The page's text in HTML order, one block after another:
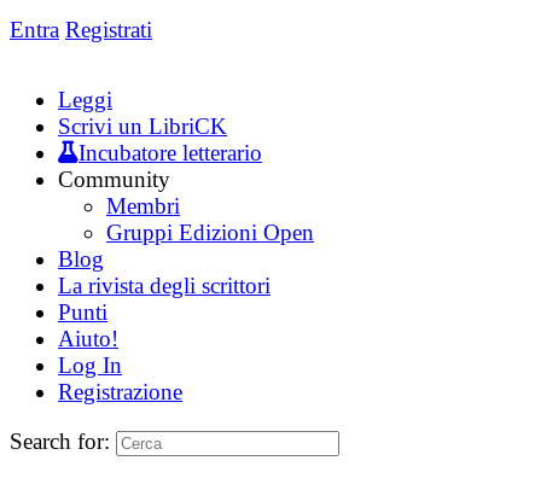
Entra Registrati
Leggi
Scrivi un LibriCK
Incubatore letterario
Community
Membri
Gruppi Edizioni Open
Blog
La rivista degli scrittori
Punti
Aiuto!
Log In
Registrazione
Search for: